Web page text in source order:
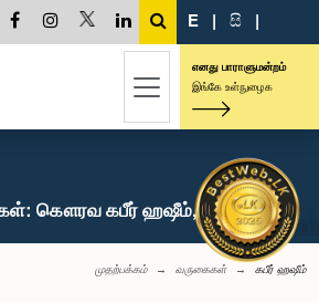
E | සි |
எனது பாராளுமன்றம்
இங்கே உள்நுழைக
கௌரவ கபீர் ஹஷீம், பா.உ.
முதற்பக்கம் வருகைகள் கபீர் ஹஷீம்